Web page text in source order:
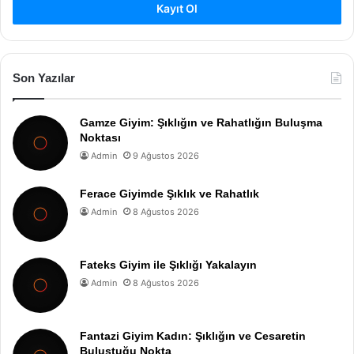
Kayıt Ol
Son Yazılar
Gamze Giyim: Şıklığın ve Rahatlığın Buluşma
Noktası
Admin 9 Ağustos 2026
Ferace Giyimde Şıklık ve Rahatlık
Admin 8 Ağustos 2026
Fateks Giyim ile Şıklığı Yakalayın
Admin 8 Ağustos 2026
Fantazi Giyim Kadın: Şıklığın ve Cesaretin
Buluştuğu Nokta